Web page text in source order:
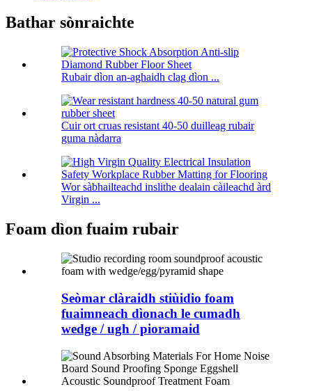
Bathar sònraichte
Rubair dìon an-aghaidh clag dìon ...
Cuir ort cruas resistant 40-50 duilleag rubair
guma nàdarra
Wor sàbhailteachd inslithe dealain càileachd àrd
Virgin ...
Foam dìon fuaim rubair
Seòmar clàraidh stiùidio foam
fuaimneach dìonach le cumadh
wedge / ugh / pioramaid